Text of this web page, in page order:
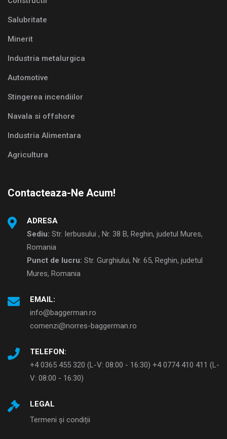
Salubritate
Minerit
Industria metalurgica
Automotive
Stingerea incendiilor
Navala si offshore
Industria Alimentara
Agricultura
Contacteaza-Ne Acum!
ADRESA
Sediu: Str. Ierbusului , Nr. 38 B, Reghin, judetul Mures,
Romania
Punct de lucru: Str. Gurghiului, Nr. 65, Reghin, judetul
Mures, Romania
EMAIL:
info@baggerman.ro
comenzi@norres-baggerman.ro
TELEFON:
+4 0365 455 320 (L-V: 08:00 - 16:30) +4 0774 410 411 (L-
V: 08:00 - 16:30)
LEGAL
Termeni și condiții